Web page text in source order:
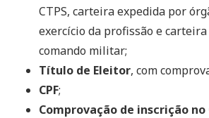
CTPS, carteira expedida por
exercício da profissão e
comando militar;
Título de Eleitor, com
CPF;
Comprovação de inscrição no